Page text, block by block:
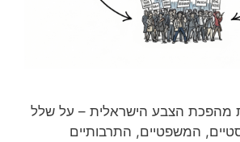
מהפכת הצבע הישראלית – על שלל
המשפטיים, התרבותיים